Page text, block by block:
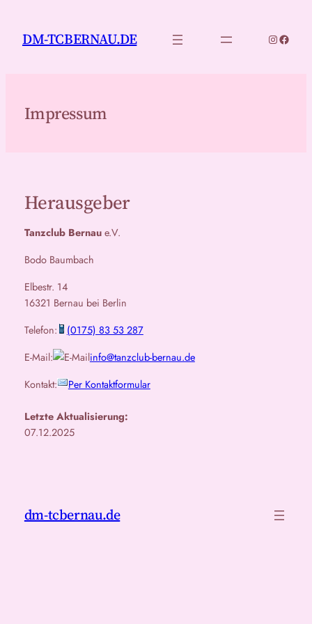
springen
DM-TCBERNAU.DE Instagram
Impressum
Herausgeber
Tanzclub Bernaue.V.
Bodo Baumbach
Elbestr. 14
16321 Bernau bei Berlin
Telefon:
(0175) 83 53 287
E-Mail:
info@tanzclub-bernau.de
Kontakt:
Per Kontaktformular
Letzte Aktualisierung:
07.12.2025
dm-tcbernau.de